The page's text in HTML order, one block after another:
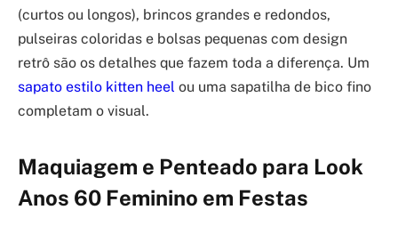
(curtos ou longos), brincos grandes e redondos,
pulseiras coloridas e bolsas pequenas com design
retrô são os detalhes que fazem toda a diferença. Um
sapato estilo kitten heel ou uma sapatilha de bico fino
completam o visual.
Maquiagem e Penteado para Look
Anos 60 Feminino em Festas